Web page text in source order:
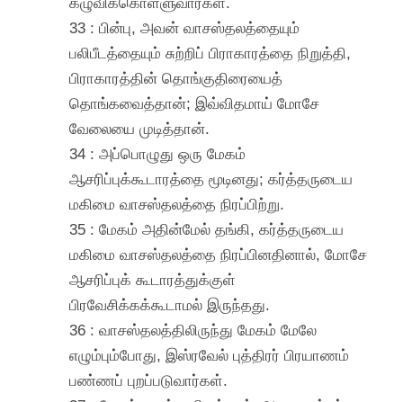
33 : பின்பு, அவன் வாசஸ்தலத்தையும்
பலிபீடத்தையும் சுற்றிப் பிராகாரத்தை நிறுத்தி,
பிராகாரத்தின் தொங்குதிரையைத்
தொங்கவைத்தான்; இவ்விதமாய் மோசே
வேலையை முடித்தான்.
34 : அப்பொழுது ஒரு மேகம்
ஆசரிப்புக்கூடாரத்தை மூடினது; கர்த்தருடைய
மகிமை வாசஸ்தலத்தை நிரப்பிற்று.
35 : மேகம் அதின்மேல் தங்கி, கர்த்தருடைய
மகிமை வாசஸ்தலத்தை நிரப்பினதினால், மோசே
ஆசரிப்புக் கூடாரத்துக்குள்
பிரவேசிக்கக்கூடாமல் இருந்தது.
36 : வாசஸ்தலத்திலிருந்து மேகம் மேலே
எழும்பும்போது, இஸ்ரவேல் புத்திரர் பிரயாணம்
பண்ணப் புறப்படுவார்கள்.